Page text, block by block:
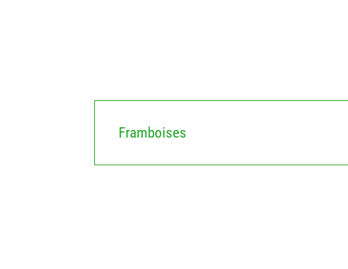
Framboises